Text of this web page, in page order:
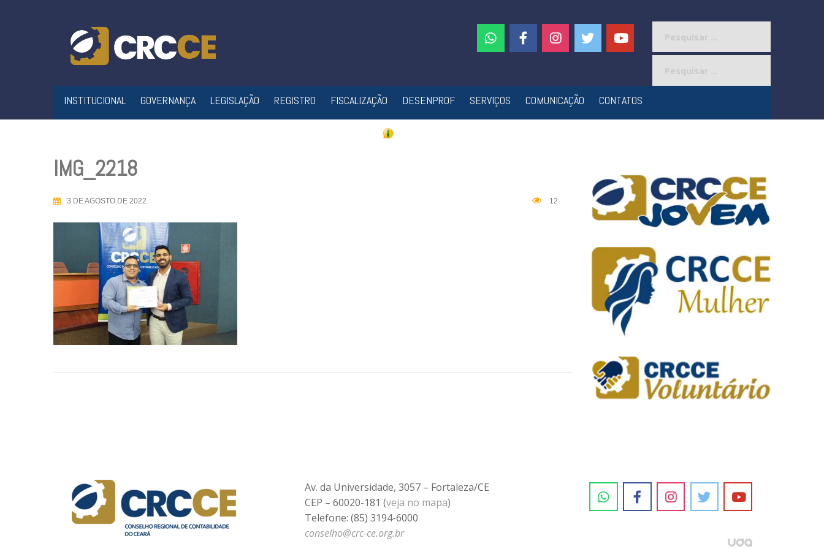
INSTITUCIONAL GOVERNANÇA LEGISLAÇÃO REGISTRO FISCALIZAÇÃO DESENPROF SERVIÇOS COMUNICAÇÃO CONTATOS
IMG_2218
3 DE AGOSTO DE 2022 12
Av. da Universidade, 3057 – Fortaleza/CE
CEP – 60020-181 (veja no mapa)
Telefone: (85) 3194-6000
conselho@crc-ce.org.br